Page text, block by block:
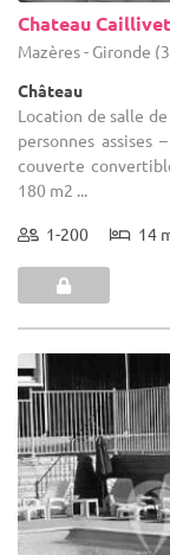
Chateau Caillivet
Mazères - Gironde
Château
Location de salle
personnes assises
couverte
180 m2 ...
1-200 14